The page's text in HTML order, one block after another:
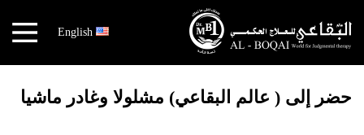
English ×
أخبار
البقاعي
حضر إلى ( عالم البقاعي) مشلولا وغادر ماشيا